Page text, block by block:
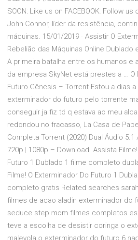
SOON: Like us on FACEBOOK: Follow
John Connor, líder da resistência,
máquinas. 15/01/2019 · Assistir O
Rebelião das Máquinas Online Dublado
A primeira batalha entre os humanos e
da empresa SkyNet está prestes a … O
Futuro Gênesis – Torrent Estou a dias
exterminador do futuro pelo torrente
conseguir ja fiz td q estava ao meu
redondou no fracasso, La Casa de
Completa Torrent (2020) Dual Áudio 5.1
720p | 1080p – Download. Assista
Futuro 1 Dublado 1 filme completo
Filme! O Exterminador Do Futuro 1
completo gratis Related searches
filmes de acao aladin exterminador do
seduce step mom filmes completos
teve a escolha de desistir coringa o